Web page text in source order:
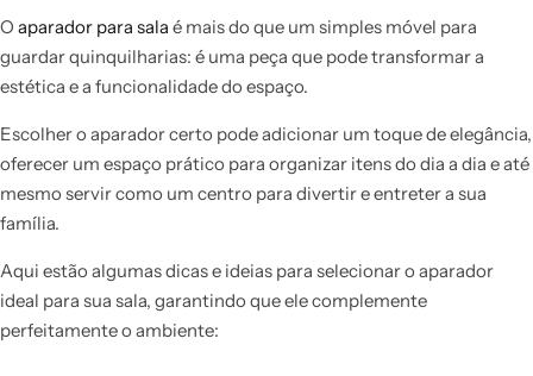
O aparador para sala é mais do que um simples móvel para
guardar quinquilharias: é uma peça que pode transformar a
estética e a funcionalidade do espaço.
Escolher o aparador certo pode adicionar um toque de elegância,
oferecer um espaço prático para organizar itens do dia a dia e até
mesmo servir como um centro para divertir e entreter a sua
família.
Aqui estão algumas dicas e ideias para selecionar o aparador
ideal para sua sala, garantindo que ele complemente
perfeitamente o ambiente: